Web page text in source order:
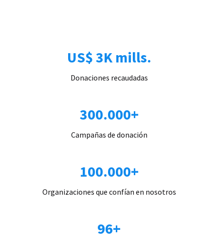
US$ 3K mills.
Donaciones recaudadas
300.000+
Campañas de donación
100.000+
Organizaciones que confían en nosotros
96+